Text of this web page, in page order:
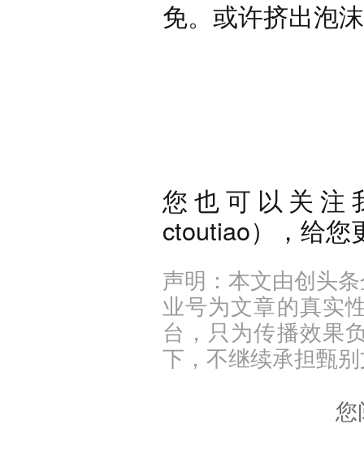
免。或许挤出泡
您也可以关注
ctoutiao），给您
声明：本文由创头
业号为文章的真实
台，只为传播效果
下，不继续承担甄
您